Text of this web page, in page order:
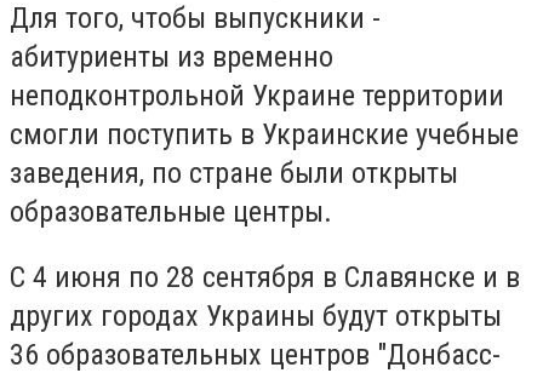
Для того, чтобы выпускники -
абитуриенты из временно
неподконтрольной Украине территории
смогли поступить в Украинские учебные
заведения, по стране были открыты
образовательные центры.
С 4 июня по 28 сентября в Славянске и в
других городах Украины будут открыты
36 образовательных центров "Донбасс-